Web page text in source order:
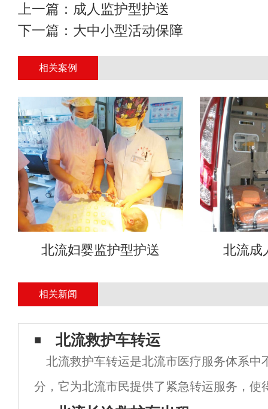
上一篇： 成人监护型护送
下一篇： 大中小型活动保障
相关案例
北流妇婴监护型护送 北流成
相关新闻
北流救护车转运
北流救护车转运是北流市医疗服务体系中
分，它为北流市民提供了紧急转运服务，使